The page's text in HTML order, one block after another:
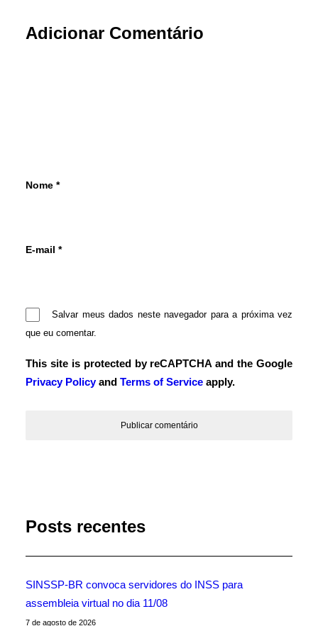
Adicionar Comentário
Nome *
E-mail *
Salvar meus dados neste navegador para a próxima vez
que eu comentar.
This site is protected by reCAPTCHA and the Google
Privacy Policyand Terms of Service apply.
Posts recentes
SINSSP-BR convoca servidores do INSS para
assembleia virtual no dia 11/08
7 de agosto de 2026